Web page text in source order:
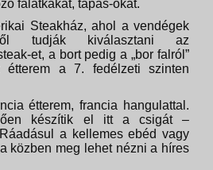
falatkákat, tapas-okat.
Steakház, ahol a vendégek
tudják kiválasztani az
et, a bort pedig a „bor falról”
étterem a 7. fedélzeti szinten
étterem, francia hangulattal.
készítik el itt a csigát –
a kellemes ebéd vagy
közben meg lehet nézni a híres